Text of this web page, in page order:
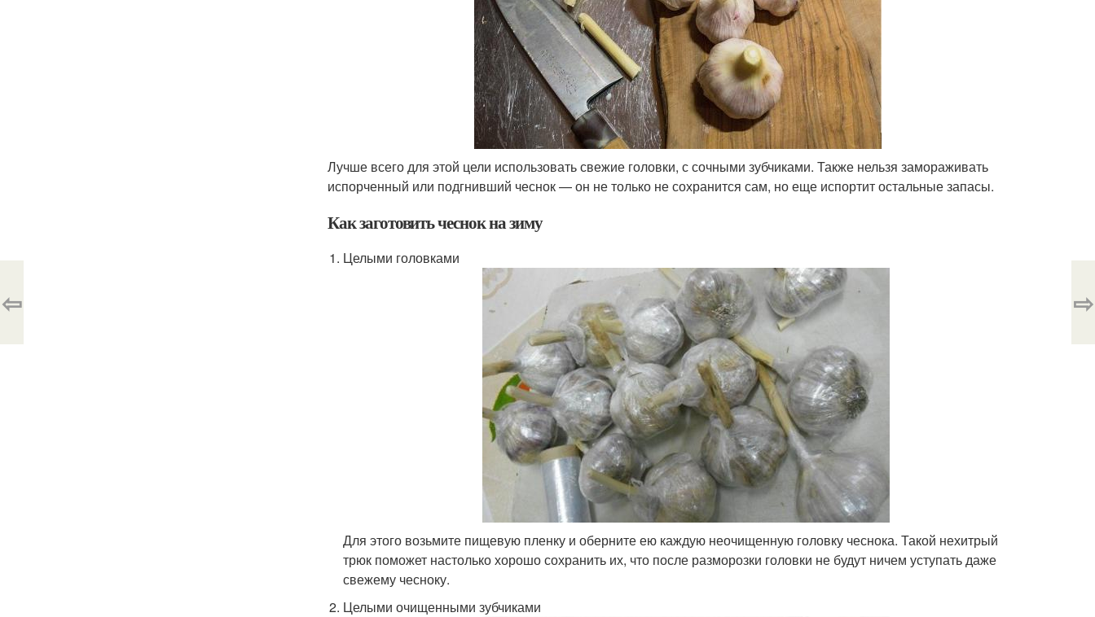
Лучше всего для этой цели использовать свежие головки, с сочными зубчиками. Также нельзя замораживать
испорченный или подгнивший чеснок — он не только не сохранится сам, но еще испортит остальные запасы.
Как заготовить чеснок на зиму
Целыми головками
Для этого возьмите пищевую пленку и оберните ею каждую неочищенную головку чеснока. Такой нехитрый
трюк поможет настолько хорошо сохранить их, что после разморозки головки не будут ничем уступать даже
свежему чесноку.
Целыми очищенными зубчиками
⇦ ⇨